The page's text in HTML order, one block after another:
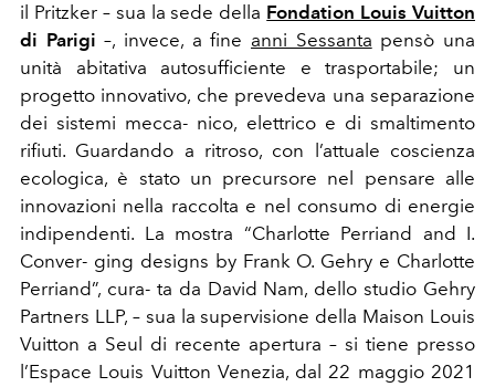
il Pritzker – sua la sede della Fondation Louis Vuitton
di Parigi –, invece, a fine anni Sessanta pensò una
unità abitativa autosufficiente e trasportabile; un
progetto innovativo, che prevedeva una separazione
dei sistemi mecca- nico, elettrico e di smaltimento
rifiuti. Guardando a ritroso, con l’attuale coscienza
ecologica, è stato un precursore nel pensare alle
innovazioni nella raccolta e nel consumo di energie
indipendenti. La mostra “Charlotte Perriand and I.
Conver- ging designs by Frank O. Gehry e Charlotte
Perriand”, cura- ta da David Nam, dello studio Gehry
Partners LLP, – sua la supervisione della Maison Louis
Vuitton a Seul di recente apertura – si tiene presso
l’Espace Louis Vuitton Venezia, dal 22 maggio 2021